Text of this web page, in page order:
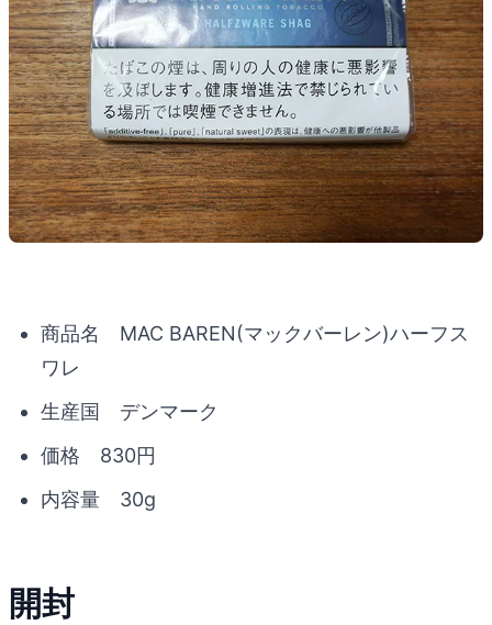
商品名 MAC BAREN(マックバーレン)ハーフス
ワレ
生産国 デンマーク
価格 830円
内容量 30g
開封